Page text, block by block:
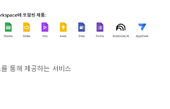
통해 제공하는 서비스